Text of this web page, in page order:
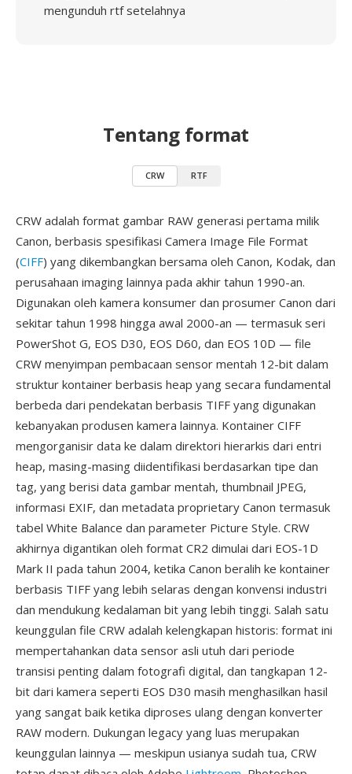
mengunduh rtf setelahnya
Tentang format
CRW RTF
CRW adalah format gambar RAW generasi pertama milik
Canon, berbasis spesifikasi Camera Image File Format
(CIFF) yang dikembangkan bersama oleh Canon, Kodak, dan
perusahaan imaging lainnya pada akhir tahun 1990-an.
Digunakan oleh kamera konsumer dan prosumer Canon dari
sekitar tahun 1998 hingga awal 2000-an — termasuk seri
PowerShot G, EOS D30, EOS D60, dan EOS 10D — file
CRW menyimpan pembacaan sensor mentah 12-bit dalam
struktur kontainer berbasis heap yang secara fundamental
berbeda dari pendekatan berbasis TIFF yang digunakan
kebanyakan produsen kamera lainnya. Kontainer CIFF
mengorganisir data ke dalam direktori hierarkis dari entri
heap, masing-masing diidentifikasi berdasarkan tipe dan
tag, yang berisi data gambar mentah, thumbnail JPEG,
informasi EXIF, dan metadata proprietary Canon termasuk
tabel White Balance dan parameter Picture Style. CRW
akhirnya digantikan oleh format CR2 dimulai dari EOS-1D
Mark II pada tahun 2004, ketika Canon beralih ke kontainer
berbasis TIFF yang lebih selaras dengan konvensi industri
dan mendukung kedalaman bit yang lebih tinggi. Salah satu
keunggulan file CRW adalah kelengkapan historis: format ini
mempertahankan data sensor asli utuh dari periode
transisi penting dalam fotografi digital, dan tangkapan 12-
bit dari kamera seperti EOS D30 masih menghasilkan hasil
yang sangat baik ketika diproses ulang dengan konverter
RAW modern. Dukungan legacy yang luas merupakan
keunggulan lainnya — meskipun usianya sudah tua, CRW